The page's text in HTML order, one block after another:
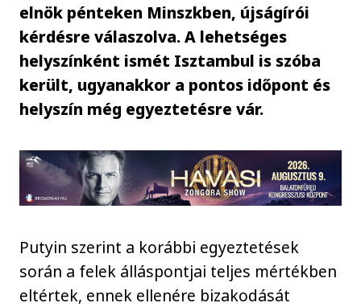
elnök pénteken Minszkben, újságírói
kérdésre válaszolva. A lehetséges
helyszínként ismét Isztambul is szóba
került, ugyanakkor a pontos időpont és
helyszín még egyeztetésre vár.
Putyin szerint a korábbi egyeztetések
során a felek álláspontjai teljes mértékben
eltértek, ennek ellenére bizakodását